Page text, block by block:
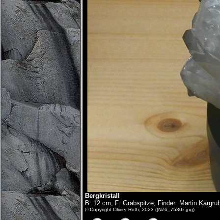
Bergkristall
B: 12 cm; F: Grabspitze; Finder: Martin
© Copyright Olivier Roth, 2023 ((NZ6_7580x.jpg)